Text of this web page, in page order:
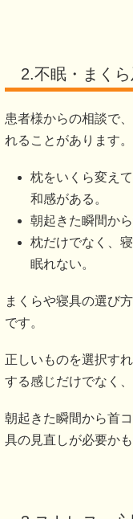
2.不眠・まく
患者様からの相談で
れることがあります。
枕をいくら変え
和感がある。
朝起きた瞬間か
枕だけでなく、
眠れない。
まくらや寝具の選び
です。
正しいものを選択す
する感じだけでなく
朝起きた瞬間から首
具の見直しが必要かも